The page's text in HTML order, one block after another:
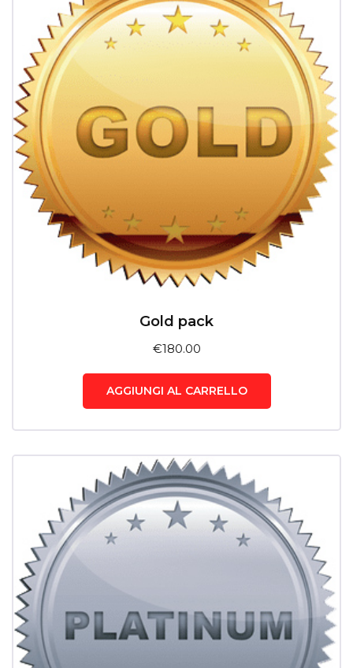
Gold pack
€180.00
AGGIUNGI AL CARRELLO